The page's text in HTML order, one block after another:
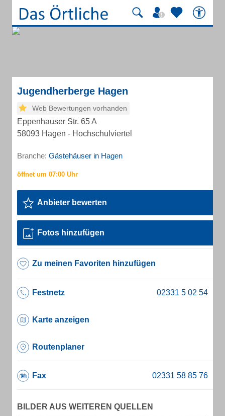
Jugendherberge Hagen
Web Bewertungen vorhanden
Eppenhauser Str. 65 A
58093 Hagen - Hochschulviertel
Branche: Gästehäuser in Hagen
Anbieter bewerten
Fotos hinzufügen
Zu meinen Favoriten hinzufügen
Festnetz
Karte anzeigen
Routenplaner
Fax
BILDER AUS WEITEREN QUELLEN